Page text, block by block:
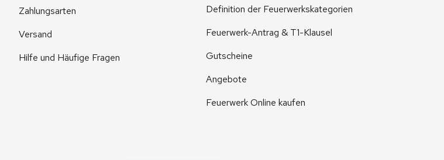
Zahlungsarten
Versand
Hilfe und Häufige Fragen
Definition der Feuerwerkskategorien
Feuerwerk-Antrag & T1-Klausel
Gutscheine
Angebote
Feuerwerk Online kaufen